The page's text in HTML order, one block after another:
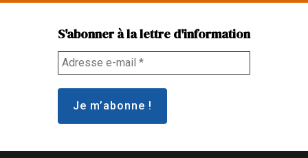
S'abonner à la lettre d'information